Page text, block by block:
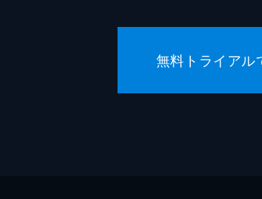
無料トライアル